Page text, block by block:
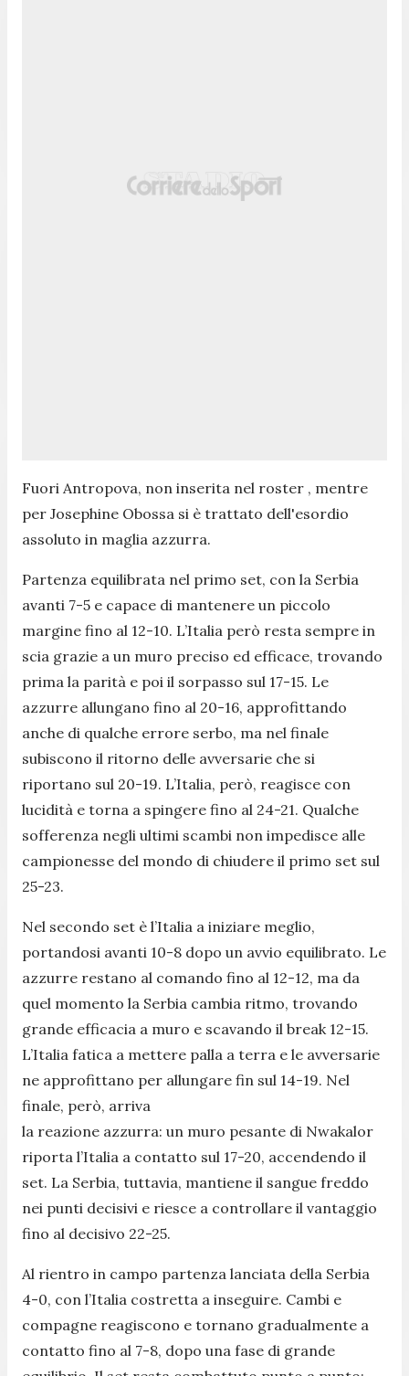
Fuori Antropova, non inserita nel roster , mentre
per Josephine Obossa si è trattato dell'esordio
assoluto in maglia azzurra.
Partenza equilibrata nel primo set, con la Serbia
avanti 7-5 e capace di mantenere un piccolo
margine fino al 12-10. L’Italia però resta sempre in
scia grazie a un muro preciso ed efficace, trovando
prima la parità e poi il sorpasso sul 17-15. Le
azzurre allungano fino al 20-16, approfittando
anche di qualche errore serbo, ma nel finale
subiscono il ritorno delle avversarie che si
riportano sul 20-19. L’Italia, però, reagisce con
lucidità e torna a spingere fino al 24-21. Qualche
sofferenza negli ultimi scambi non impedisce alle
campionesse del mondo di chiudere il primo set sul
25-23.
Nel secondo set è l’Italia a iniziare meglio,
portandosi avanti 10-8 dopo un avvio equilibrato. Le
azzurre restano al comando fino al 12-12, ma da
quel momento la Serbia cambia ritmo, trovando
grande efficacia a muro e scavando il break 12-15.
L’Italia fatica a mettere palla a terra e le avversarie
ne approfittano per allungare fin sul 14-19. Nel
finale, però, arriva
la reazione azzurra: un muro pesante di Nwakalor
riporta l’Italia a contatto sul 17-20, accendendo il
set. La Serbia, tuttavia, mantiene il sangue freddo
nei punti decisivi e riesce a controllare il vantaggio
fino al decisivo 22-25.
Al rientro in campo partenza lanciata della Serbia
4-0, con l’Italia costretta a inseguire. Cambi e
compagne reagiscono e tornano gradualmente a
contatto fino al 7-8, dopo una fase di grande